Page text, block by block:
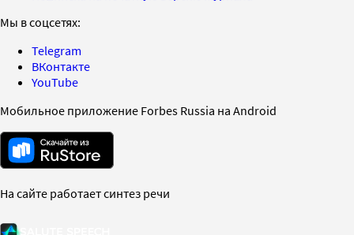
Мы в соцсетях:
Telegram
ВКонтакте
YouTube
Мобильное приложение Forbes Russia на Android
На сайте работает синтез речи